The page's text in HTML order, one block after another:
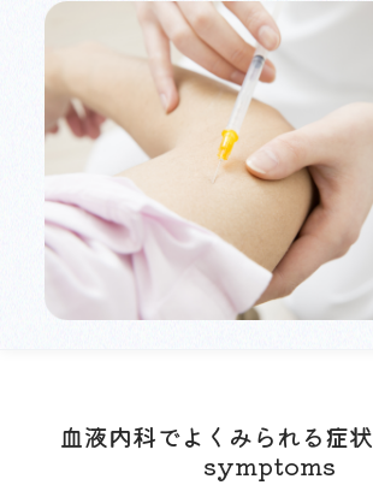
血液内科でよくみられる症状
symptoms